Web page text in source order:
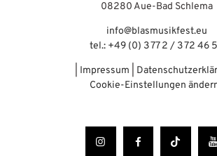
08280 Aue-Bad Schlema
info@blasmusikfest.eu
tel.: +49 (0) 3 77 2 / 3 72 46
Impressum
Cookie-Einstellungen